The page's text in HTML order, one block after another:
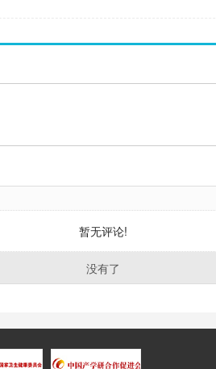
暂无评论!
没有了